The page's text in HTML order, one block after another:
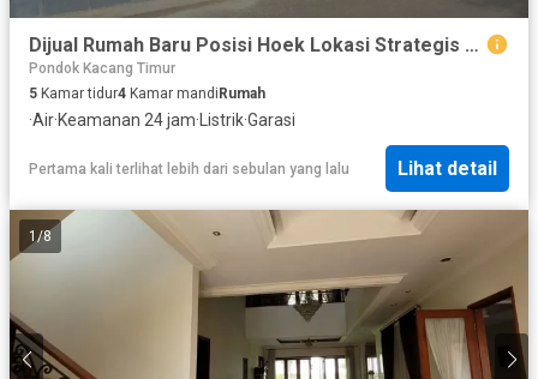
Dijual Rumah Baru Posisi Hoek Lokasi Strategis Dekat Pasar Modern Bintaro di Sektor 9 Bintaro Tangsel Gb-15701
Pondok Kacang Timur
5 Kamar tidur4 Kamar mandi Rumah
·Air·Keamanan 24 jam· Listrik·Garasi
Pertama kali terlihat lebih dari sebulan yang lalu Lihat detail
1 /8